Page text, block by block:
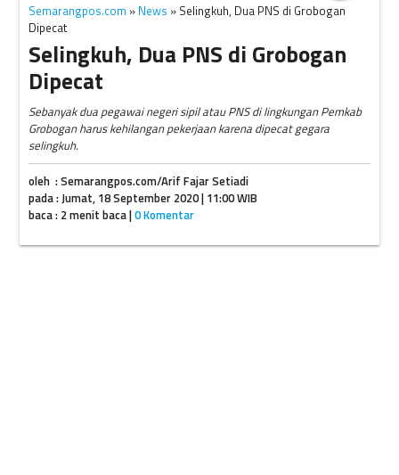
Semarangpos.com » News » Selingkuh, Dua PNS di Grobogan
Dipecat
Selingkuh, Dua PNS di Grobogan
Dipecat
Sebanyak dua pegawai negeri sipil atau PNS di lingkungan Pemkab
Grobogan harus kehilangan pekerjaan karena dipecat gegara
selingkuh.
oleh : Semarangpos.com/Arif Fajar Setiadi
pada : Jumat, 18 September 2020 | 11:00 WIB
baca : 2 menit baca |0 Komentar